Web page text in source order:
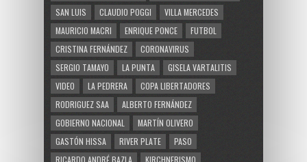
SAN LUIS
CLAUDIO POGGI
VILLA MERCEDES
MAURICIO MACRI
ENRIQUE PONCE
FUTBOL
CRISTINA FERNÁNDEZ
CORONAVIRUS
SERGIO TAMAYO
LA PUNTA
GISELA VARTALITIS
VIDEO
LA PEDRERA
COPA LIBERTADORES
RODRIGUEZ SAA
ALBERTO FERNÁNDEZ
GOBIERNO NACIONAL
MARTÍN OLIVERO
GASTÓN HISSA
RIVER PLATE
PASO
RICARDO ANDRÉ BAZLA
KIRCHNERISMO